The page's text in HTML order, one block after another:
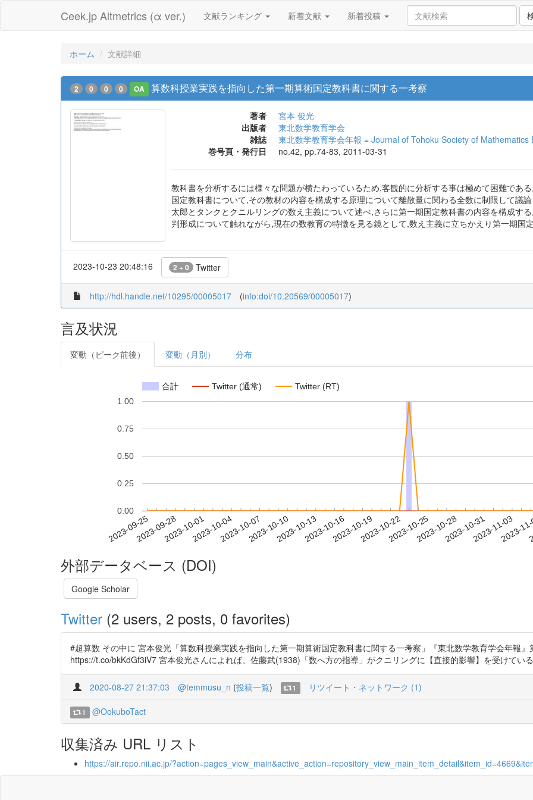
Ceek.jp Altmetrics (α ver.) 文献ランキング 新着文献 新着投稿
ホーム 文献詳細
2 0 0 0 OA 算数科授業実践を指向した第一期算術国定教科書に関する一考察
著者
宮本 俊光
出版者
東北数学教育学会
雑誌
東北数学教育学会年報 = Journal of Tohoku Society of Mathematics
巻号頁・発行日
no.42, pp.74-83, 2011-03-31
教科書を分析するには様々な問題が横たわっているため,客観的に分析する事は極めて困難であ
国定教科書について,その教材の内容を構成する原理について離散量に関わる全数に制限して議
太郎とタンクとクニルリングの数え主義について述べ,さらに第一期国定教科書の内容を構成す
判形成について触れながら,現在の数教育の特徴を見る鏡として,数え主義に立ちかえり第一期国
2023-10-23 20:48:16 2 + 0 Twitter
http://hdl.handle.net/10295/00005017 (info:doi/10.20569/00005017)
言及状況
変動（ピーク前後） 変動（月別） 分布
合計 Twitter (通常) Twitter (RT)
2023-09-252023-09-282023-10-012023-10-042023-10-072023-10-102023-10-132023-10-162023-10-192023-10-222023-10-252023-10-282023-10-312023-11-03
2023-
0.00
0.25
0.50
0.75
1.00
外部データベース (DOI)
Google Scholar
Twitter (2 users, 2 posts, 0 favorites)
#超算数 その中に 宮本俊光「算数科授業実践を指向した第一期算術国定教科書に関する一考察」『東北数学教育学会年報』
https://t.co/bkKdGf3iV7 宮本俊光さんによれば、佐藤武(1938)「数へ方の指導」がクニリングに【直接的影響】を受けている
2020-08-27 21:37:03 @temmusu_n (投稿一覧) 1 リツイート・ネットワーク (1)
1 @OokuboTact
収集済み URL リスト
https://air.repo.nii.ac.jp/